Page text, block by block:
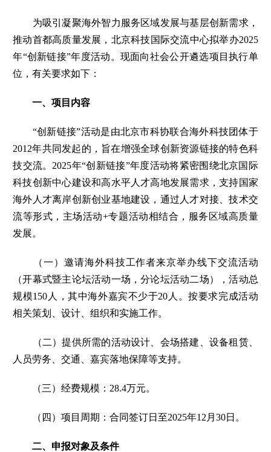
为吸引凝聚海外智力服务区域发展与基层创新需求，
推动首都高质量发展，北京科技国际交流中心拟举办2025
年“创新链接”年度活动。现面向社会公开遴选项目执行单
位，有关要求如下：
一、项目内容
“创新链接”活动是由北京市科协联合海外科技团体于
2012年共同发起的，旨在增强全球创新资源链接的特色科
技交流。2025年“创新链接”年度活动将紧密围绕北京国际
科技创新中心建设和高水平人才高地发展需求，支持国家
海外人才离岸创新创业基地建设，通过人才对接、技术交
流等形式，主场活动+专题活动相结合，服务区域高质量
发展。
（一）邀请海外科技工作者来京举办线下交流活动
（开幕式暨主论坛活动一场，分论坛活动二场），活动总
规模150人，其中海外嘉宾不少于20人。按要求完成活动
相关策划、设计、组织和实施工作。
（二）提供所需的活动设计、会场搭建、设备租赁、
人员劳务、交通、嘉宾落地保障等支持。
（三）经费规模：28.4万元。
（四）项目周期：合同签订日至2025年12月30日。
二、申报对象及条件